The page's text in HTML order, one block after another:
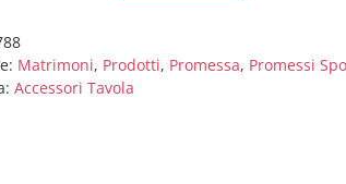
Matrimoni, Prodotti, Promessa, Promessi
Accessori Tavola